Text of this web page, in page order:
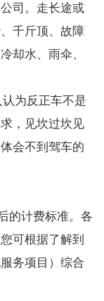
司。走长途或
千斤顶、故障
却水、雨伞、
为反正车不是
，见坎过坎见
会不到驾车的
的计费标准。各
可根据了解到
务项目）综合